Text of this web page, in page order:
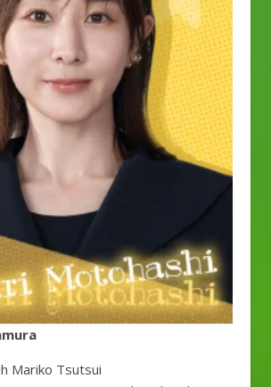
Mariko Tsutsui